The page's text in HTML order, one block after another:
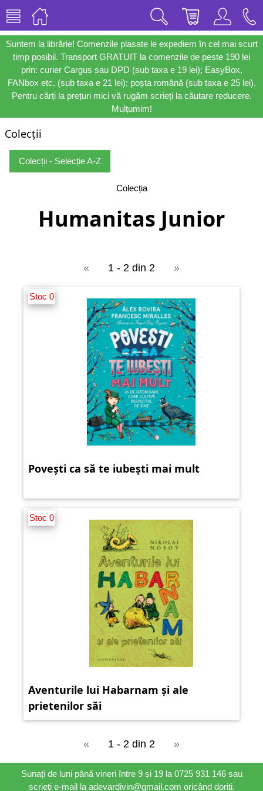
Suntem la librărie! Comenzile plasate le expediem în cel mai scurt
timp posibil. Transport GRATUIT la comenzile de peste 190 lei
prin: curier Cargus sau DPD (sub taxa e 19 lei); EasyBox,
FANbox etc. (sub taxa e 21 lei); poșta română (sub taxa e 25 lei).
Pentru cărți la prețuri mici vă rugăm scrieți la căutare reducere.
Mulțumim!
Colecții
Colecții - Selecție A-Z
Colecția
Humanitas Junior
« 1 - 2 din 2 »
Stoc 0
Povești ca să te iubești mai mult
Stoc 0
Aventurile lui Habarnam și ale
prietenilor săi
« 1 - 2 din 2 »
Sunați de luni până vineri între 9 și 19 la 0725 931 146 sau
scrieți e-mail la adevardivin@gmail.com oricând doriți.